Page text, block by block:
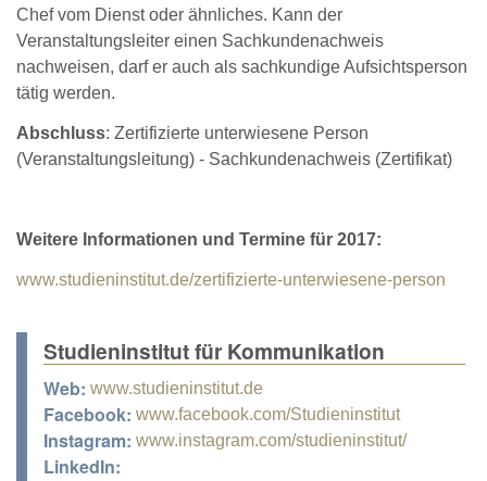
Chef vom Dienst oder ähnliches. Kann der
Veranstaltungsleiter einen Sachkundenachweis
nachweisen, darf er auch als sachkundige Aufsichtsperson
tätig werden.
Abschluss: Zertifizierte unterwiesene Person
(Veranstaltungsleitung) - Sachkundenachweis (Zertifikat)
Weitere Informationen und Termine für 2017:
www.studieninstitut.de/zertifizierte-unterwiesene-person
Studieninstitut für Kommunikation
Web: www.studieninstitut.de
Facebook: www.facebook.com/Studieninstitut
Instagram: www.instagram.com/studieninstitut/
LinkedIn: